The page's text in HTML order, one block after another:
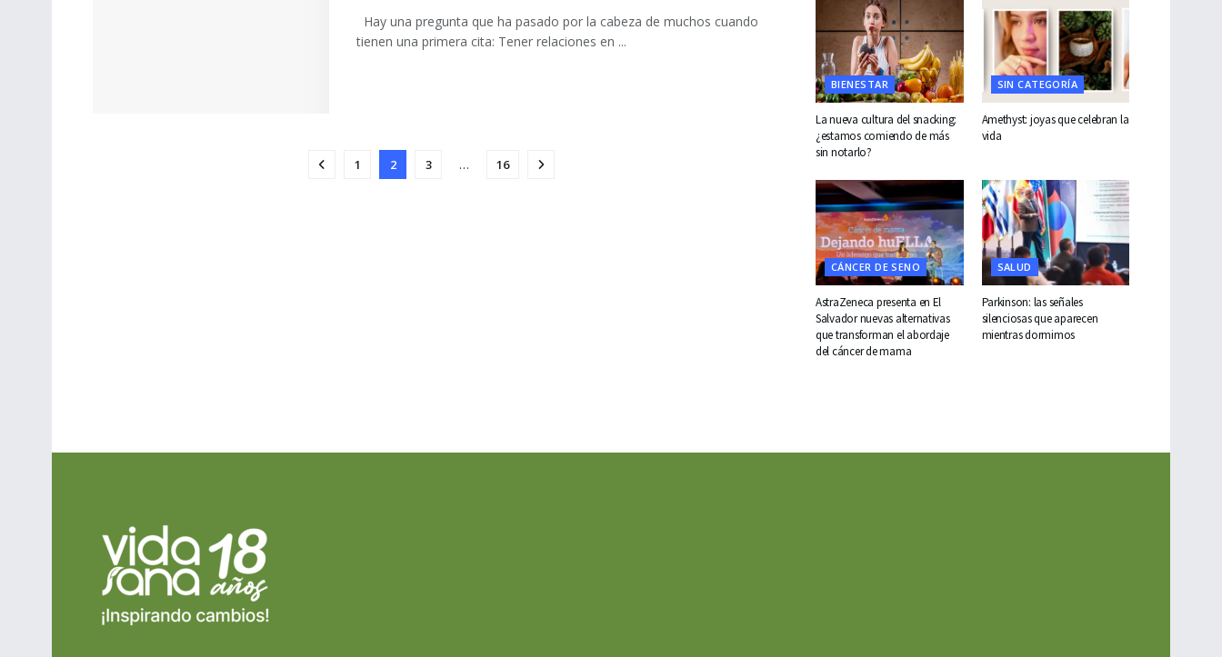
Hay una pregunta que ha pasado por la cabeza de muchos cuando
tienen una primera cita: Tener relaciones en ...
1 2 3 … 16
BIENESTAR
La nueva cultura del snacking:
¿estamos comiendo de más
sin notarlo?
SIN CATEGORÍA
Amethyst: joyas que celebran la
vida
CÁNCER DE SENO
AstraZeneca presenta en El
Salvador nuevas alternativas
que transforman el abordaje
del cáncer de mama
SALUD
Parkinson: las señales
silenciosas que aparecen
mientras dormimos